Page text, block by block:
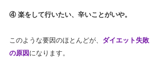
④ 楽をして行いたい、辛いことがいや。
このような要因のほとんどが、 ダイエット失敗
の原因 になります。